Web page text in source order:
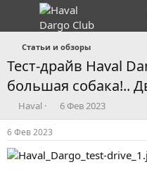
Статьи и обзоры
Тест-драйв Haval
большая собака!..
А
в
т
о
р
Haval
Д
а
а
н
6 Фев 2023
6 Фев 2023